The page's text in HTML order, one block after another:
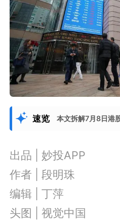
速览 本文拆解7月8日港
出品 | 妙投APP
作者 | 段明珠
编辑 | 丁萍
头图 | 视觉中国